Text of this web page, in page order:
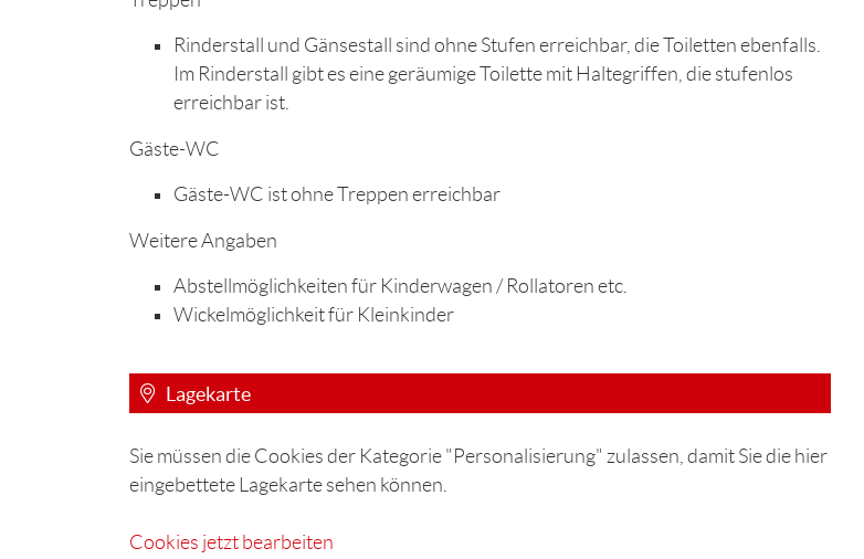
Rinderstall und Gänsestall sind ohne Stufen erreichbar, die Toiletten ebenfalls.
Im Rinderstall gibt es eine geräumige Toilette mit Haltegriffen, die stufenlos
erreichbar ist.
Gäste-WC
Gäste-WC ist ohne Treppen erreichbar
Weitere Angaben
Abstellmöglichkeiten für Kinderwagen / Rollatoren etc.
Wickelmöglichkeit für Kleinkinder
Lagekarte
Sie müssen die Cookies der Kategorie "Personalisierung" zulassen, damit Sie die hier
eingebettete Lagekarte sehen können.
Cookies jetzt bearbeiten